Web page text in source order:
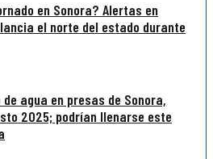
en Sonora? Alertas en
el norte del estado durante
agua en presas de Sonora,
2025; podrían llenarse este